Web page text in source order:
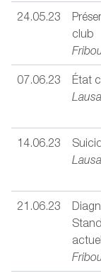
24.05.23
club
07.06.23
État
14.06.23
21.06.23